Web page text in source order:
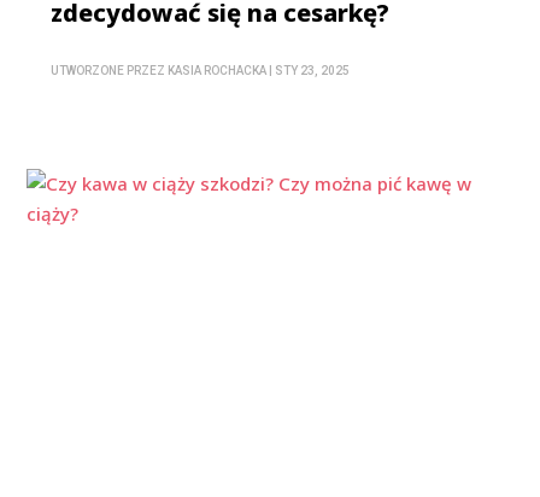
zdecydować się na cesarkę?
UTWORZONE PRZEZ KASIA ROCHACKA STY 23, 2025